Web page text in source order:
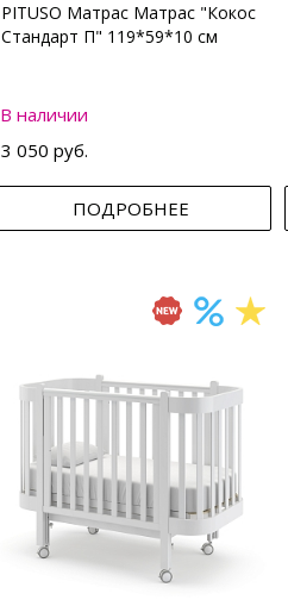
PITUSO Матрас Матрас "Кокос
Стандарт П" 119*59*10 см
В наличии
3 050 руб.
ПОДРОБНЕЕ